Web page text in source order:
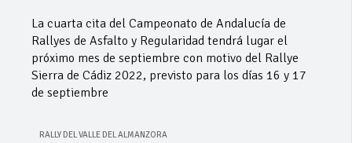
La cuarta cita del Campeonato de Andalucía de
Rallyes de Asfalto y Regularidad tendrá lugar el
próximo mes de septiembre con motivo del Rallye
Sierra de Cádiz 2022, previsto para los días 16 y 17
de septiembre
RALLY DEL VALLE DEL ALMANZORA